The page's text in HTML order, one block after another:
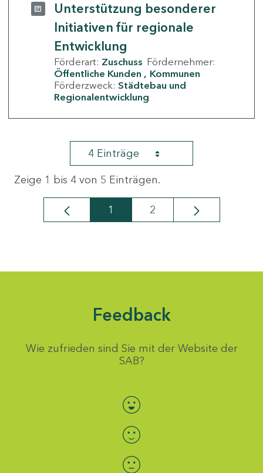
Unterstützung besonderer
Initiativen für regionale
Entwicklung
Förderart: Zuschuss Fördernehmer:
Öffentliche Kunden
Kommunen
Förderzweck: Städtebau und
Regionalentwicklung
4 Einträge
Zeige 1 bis 4 von 5 Einträgen.
Seite
1 Seite
2
Feedback
Wie zufrieden sind Sie mit der Website der
SAB?
Bewertung auswählen